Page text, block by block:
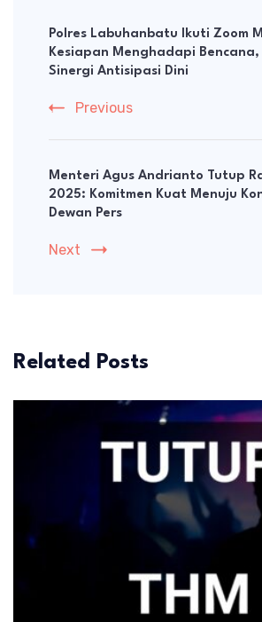
Navigation
Polres Labuhanbatu Ikuti Zoom
Kesiapan Menghadapi Bencana,
Sinergi Antisipasi Dini
Previous
Menteri Agus Andrianto Tutup
2025: Komitmen Kuat Menuju
Dewan Pers
Next
Related Posts